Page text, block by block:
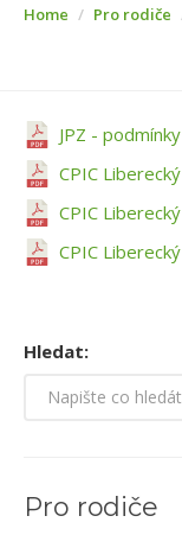
ŠD + ŠK
VEŘEJNÉ ZAKÁZKY
AKTUALITY
FOTOGALERIE
Home Pro rodiče
JPZ -
CPIC
CPIC
CPIC
Hledat:
Pro rodiče